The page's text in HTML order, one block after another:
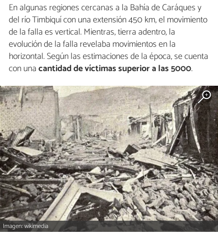
En algunas regiones cercanas a la Bahía de Caráques y
del río Timbiquí con una extensión 450 km, el movimiento
de la falla es vertical. Mientras, tierra adentro, la
evolución de la falla revelaba movimientos en la
horizontal. Según las estimaciones de la época, se cuenta
con unacantidad de víctimas superior a las 5000.
Imagen: wikimedia